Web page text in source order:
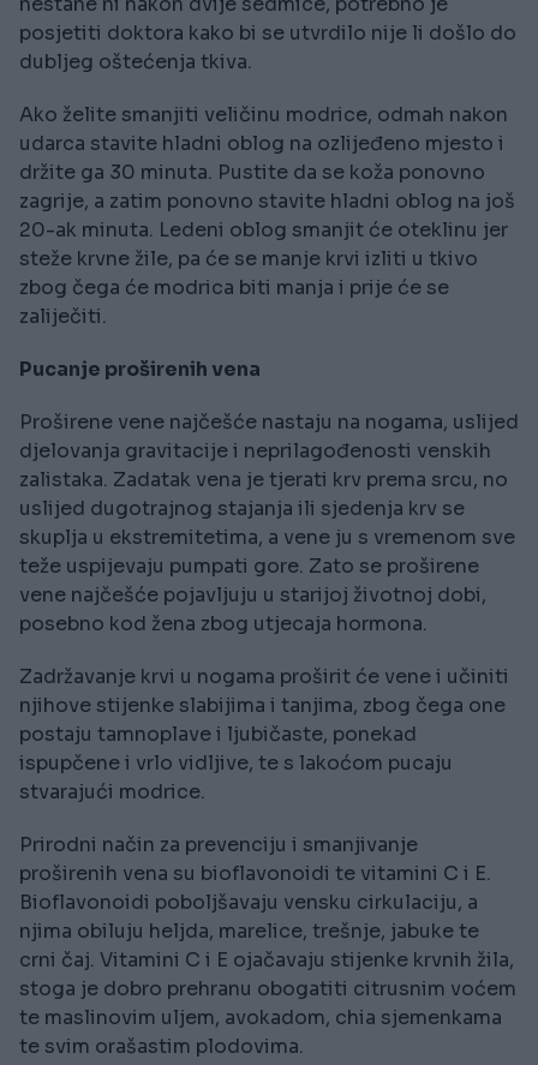
posjetiti doktora kako bi se utvrdilo nije li došlo do
dubljeg oštećenja tkiva.
Ako želite smanjiti veličinu modrice, odmah nakon
udarca stavite hladni oblog na ozlijeđeno mjesto i
držite ga 30 minuta. Pustite da se koža ponovno
zagrije, a zatim ponovno stavite hladni oblog na još
20-ak minuta. Ledeni oblog smanjit će oteklinu jer
steže krvne žile, pa će se manje krvi izliti u tkivo
zbog čega će modrica biti manja i prije će se
zaliječiti.
Pucanje proširenih vena
Proširene vene najčešće nastaju na nogama, uslijed
djelovanja gravitacije i neprilagođenosti venskih
zalistaka. Zadatak vena je tjerati krv prema srcu, no
uslijed dugotrajnog stajanja ili sjedenja krv se
skuplja u ekstremitetima, a vene ju s vremenom sve
teže uspijevaju pumpati gore. Zato se proširene
vene najčešće pojavljuju u starijoj životnoj dobi,
posebno kod žena zbog utjecaja hormona.
Zadržavanje krvi u nogama proširit će vene i učiniti
njihove stijenke slabijima i tanjima, zbog čega one
postaju tamnoplave i ljubičaste, ponekad
ispupčene i vrlo vidljive, te s lakoćom pucaju
stvarajući modrice.
Prirodni način za prevenciju i smanjivanje
proširenih vena su bioflavonoidi te vitamini C i E.
Bioflavonoidi poboljšavaju vensku cirkulaciju, a
njima obiluju heljda, marelice, trešnje, jabuke te
crni čaj. Vitamini C i E ojačavaju stijenke krvnih žila,
stoga je dobro prehranu obogatiti citrusnim voćem
te maslinovim uljem, avokadom, chia sjemenkama
te svim orašastim plodovima.